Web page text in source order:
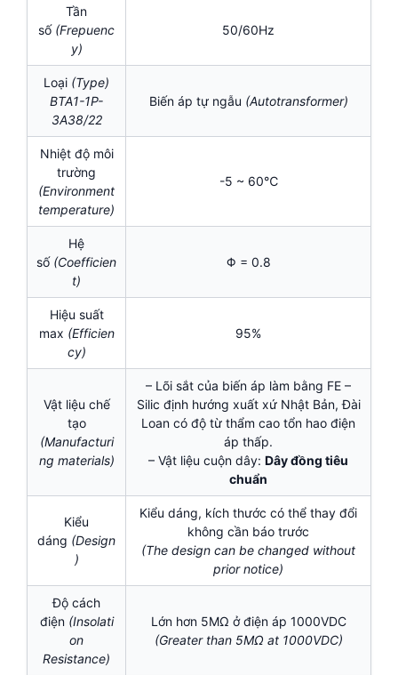
Tần
số (Frepuenc
y)
50/60Hz
Loại (Type)
BTA1-1P-
3A38/22
Biến áp tự ngẫu (Autotransformer)
Nhiệt độ môi
trường
(Environment
temperature)
-5 ~ 60℃
Hệ
số (Coefficien
t)
Φ = 0.8
Hiệu suất
max (Efficien
cy)
95%
Vật liệu chế
tạo
(Manufacturi
ng materials)
– Lõi sắt của biến áp làm bằng FE –
Silic định hướng xuất xứ Nhật Bản, Đài
Loan có độ từ thẩm cao tổn hao điện
áp thấp.
– Vật liệu cuộn dây: Dây đồng tiêu
chuẩn
Kiểu
dáng (Design
)
Kiểu dáng, kích thước có thể thay đổi
không cần báo trước
(The design can be changed without
prior notice)
Độ cách
điện (Insolati
on
Resistance)
Lớn hơn 5MΩ ở điện áp 1000VDC
(Greater than 5MΩ at 1000VDC)